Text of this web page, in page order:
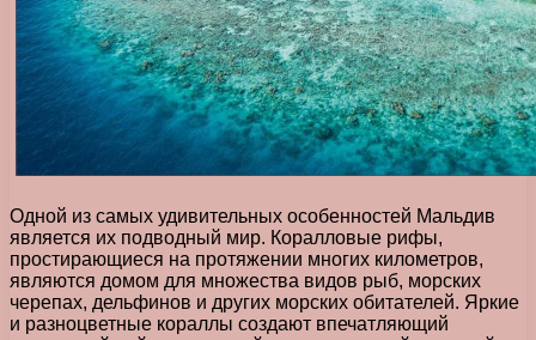
Одной из самых удивительных особенностей Мальдив
является их подводный мир. Коралловые рифы,
простирающиеся на протяжении многих километров,
являются домом для множества видов рыб, морских
черепах, дельфинов и других морских обитателей. Яркие
и разноцветные кораллы создают впечатляющий